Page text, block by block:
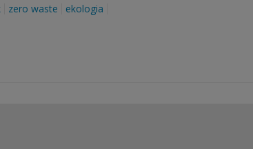
zero waste ekologia